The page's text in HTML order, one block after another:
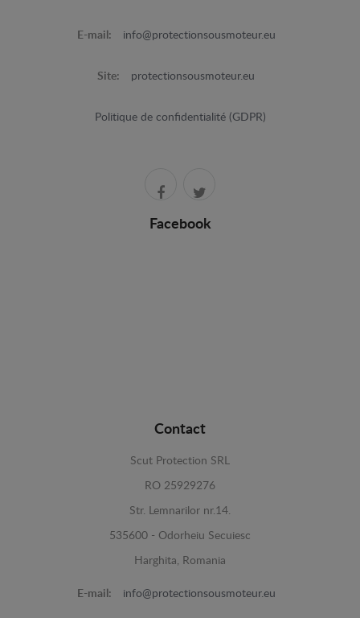
E-mail: info@protectionsousmoteur.eu
Site: protectionsousmoteur.eu
Politique de confidentialité (GDPR)
Facebook
Contact
Scut Protection SRL
RO 25929276
Str. Lemnarilor nr.14.
535600 - Odorheiu Secuiesc
Harghita, Romania
E-mail: info@protectionsousmoteur.eu